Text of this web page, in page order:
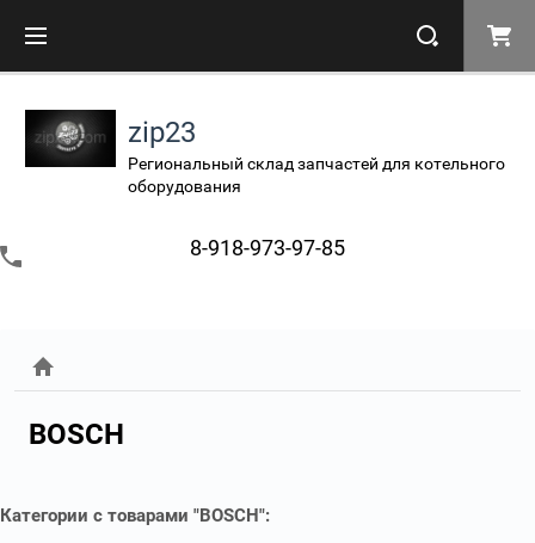
zip23
Региональный склад запчастей для котельного
оборудования
8-918-973-97-85
BOSCH
Категории с товарами "BOSCH":